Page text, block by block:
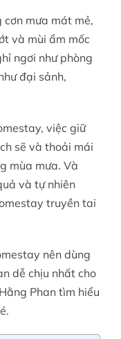
cơn mưa mát mẻ,
và mùi ẩm mốc
ngơi như phòng
đại sảnh,
việc giữ
sẽ và thoải mái
mùa mưa. Và
và tự nhiên
truyền tai
nên dùng
dễ chịu nhất cho
Phantìm hiểu